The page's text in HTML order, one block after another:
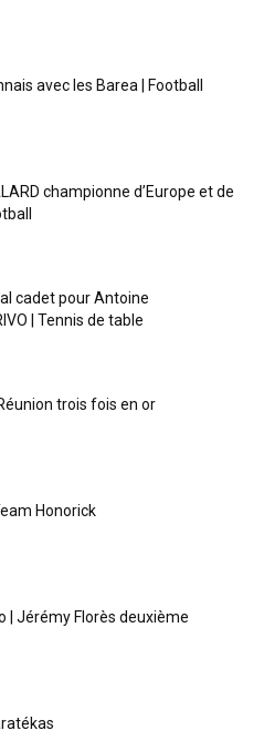
avec les Barea | Football
championne d’Europe et de
cadet pour Antoine
| Tennis de table
trois fois en or
Honorick
| Jérémy Florès deuxième